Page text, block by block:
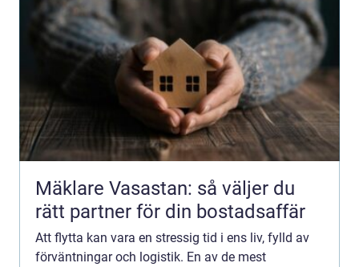
Mäklare Vasastan: så väljer du
rätt partner för din bostadsaffär
Att flytta kan vara en stressig tid i ens liv, fylld av
förväntningar och logistik. En av de mest